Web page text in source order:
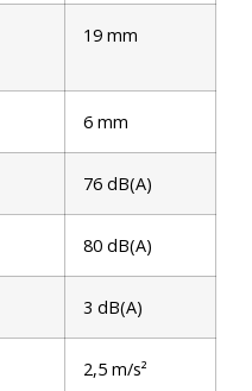
19 mm
6 mm
76 dB(A)
80 dB(A)
3 dB(A)
2,5 m/s²